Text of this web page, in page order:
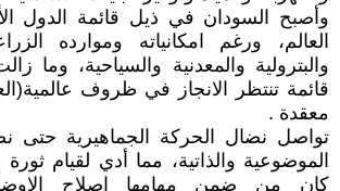
وأصبح السودان في ذيل قائمة الدول
العالم، ورغم امكانياته وموارده
والبترولية والمعدنية والسياحية، وما
قائمة تنتظر الانجاز في ظروف
معقدة .
تواصل نضال الحركة الجماهيرية حتى
الموضوعية والذاتية، مما أدي لقيام
كان من ضمن مهامها اصلاح